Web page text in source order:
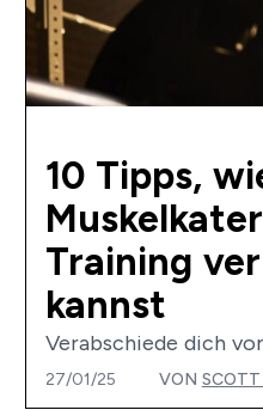
10 Tipps,
Training
kannst
Verabschiede dich
27/01/25 VON